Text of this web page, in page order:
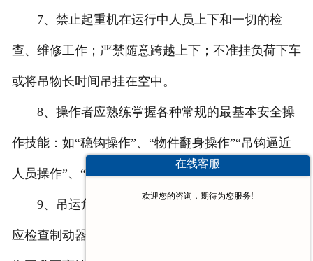
7、禁止起重机在运行中人员上下和一切的检
查、维修工作；严禁随意跨越上下；不准挂负荷下车
或将吊物长时间吊挂在空中。
8、操作者应熟练掌握各种常规的最基本安全操
作技能：如“稳钩操作”、“物件翻身操作”“吊钩逼近
人员操作”、“制动器失灵紧急操作”等。
9、吊运危险物品和所吊物接近满载时，吊运前
应检查制动器，起升150~200mm作静态制动，若可
在线客服
欢迎您的咨询，期待为您服务!